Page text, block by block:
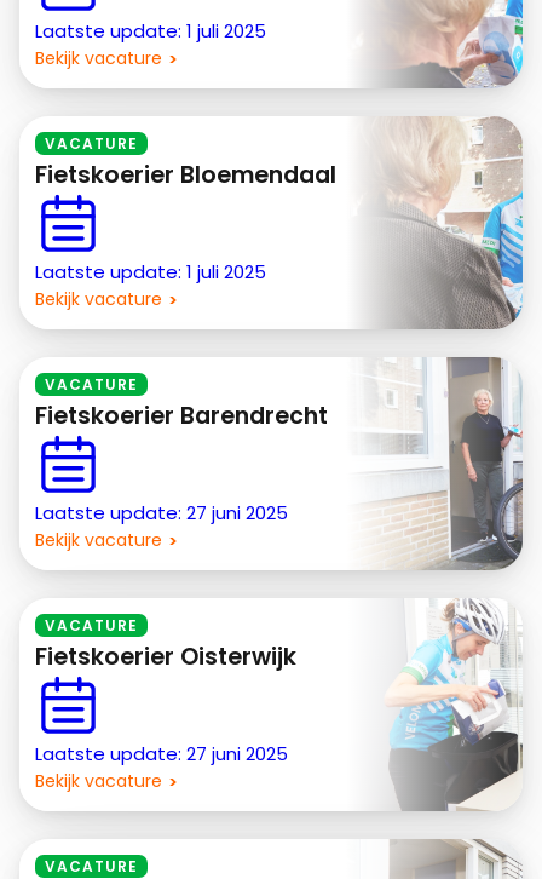
Laatste update: 1 juli 2025
Bekijk vacature
VACATURE
Fietskoerier Bloemendaal
Laatste update: 1 juli 2025
Bekijk vacature
VACATURE
Fietskoerier Barendrecht
Laatste update: 27 juni 2025
Bekijk vacature
VACATURE
Fietskoerier Oisterwijk
Laatste update: 27 juni 2025
Bekijk vacature
VACATURE